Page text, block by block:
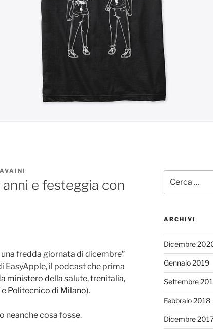
e festeggia con
fredda giornata di dicembre”
EasyApple, il podcast che prima
ministero della salute, trenitalia,
Politecnico di Milano).
neanche cosa fosse.
ARCHIVI
Dicembre
Gennaio 2019
Settembre
Febbraio 2018
Dicembre